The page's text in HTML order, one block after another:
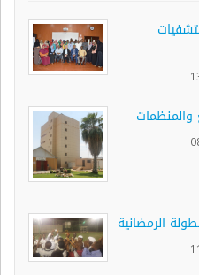
الرمضانية